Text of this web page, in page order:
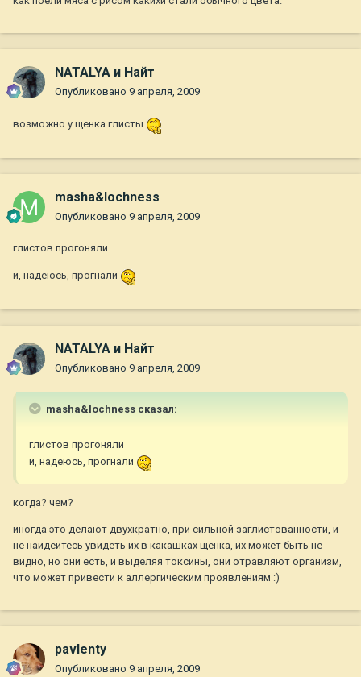
NATALYA и Найт
Опубликовано 9 апреля, 2009
возможно у щенка глисты
masha&lochness
Опубликовано 9 апреля, 2009
глистов прогоняли
и, надеюсь, прогнали
NATALYA и Найт
Опубликовано 9 апреля, 2009
masha&lochness сказал:
глистов прогоняли
и, надеюсь, прогнали
когда? чем?
иногда это делают двухкратно, при сильной заглистованности, и
не найдейтесь увидеть их в какашках щенка, их может быть не
видно, но они есть, и выделяя токсины, они отравляют организм,
что может привести к аллергическим проявлениям :)
pavlenty
Опубликовано 9 апреля, 2009